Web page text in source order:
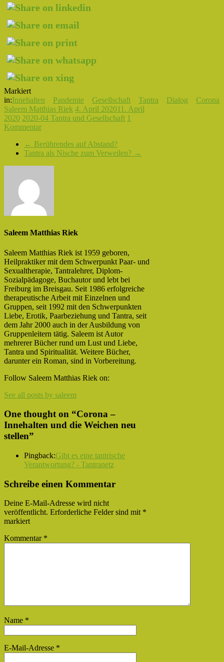
Markiert
in:Innehalten Pandemie Gesellschaft Tantra Dialog
Corona
Saleem Matthias Riek 4. April 202011. April
2020 2020-04 Tantra und Gesellschaft 1
Kommentar
← Berührendes auf Abstand?
Tantra als Nische zum Verweilen? →
Saleem Matthias Riek
Saleem Matthias Riek ist 1959 geboren,
Heilpraktiker mit dem Schwerpunkt Paar- und
Sexualtherapie, Tantralehrer, Diplom-
Sozialpädagoge, Buchautor und lebt bei
Freiburg im Breisgau. Seit 1986 erfolgreiche
therapeutische Arbeit mit Einzelnen und
Gruppen, seit 1992 mit den Schwerpunkten
Liebe, Erotik, Paarbeziehung und Tantra, seit
dem Jahr 2000 auch in der Ausbildung von
Gruppenleitern tätig. Saleem ist Autor
mehrerer Bücher rund um Lust und Liebe,
Tantra und Spiritualität. Weitere Bücher,
darunter ein Roman, sind in Vorbereitung.
Follow Saleem Matthias Riek on:
See all posts by saleem
One thought on “Corona –
Innehalten und die Weichen neu
stellen”
Pingback:Gibt es eine tantrische
Verantwortung? - Tantranetz
Schreibe einen Kommentar
Deine E-Mail-Adresse wird nicht
veröffentlicht. Erforderliche Felder sind mit *
markiert
Kommentar *
Name *
E-Mail-Adresse *